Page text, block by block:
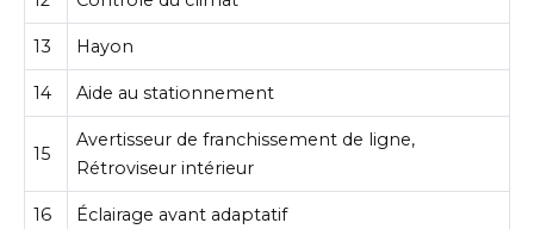
13 Hayon
14 Aide au stationnement
15
Avertisseur de franchissement de ligne,
Rétroviseur intérieur
16 Éclairage avant adaptatif